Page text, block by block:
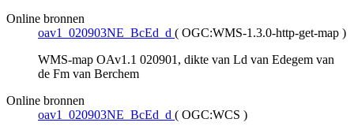
Online bronnen
oav1_020903NE_BcEd_d ( OGC:WMS-1.3.0-http-get-map )
WMS-map OAv1.1 020901, dikte van Ld van Edegem van
de Fm van Berchem
Online bronnen
oav1_020903NE_BcEd_d ( OGC:WCS )